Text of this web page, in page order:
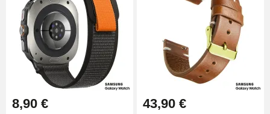
8,90 € 43,90 €